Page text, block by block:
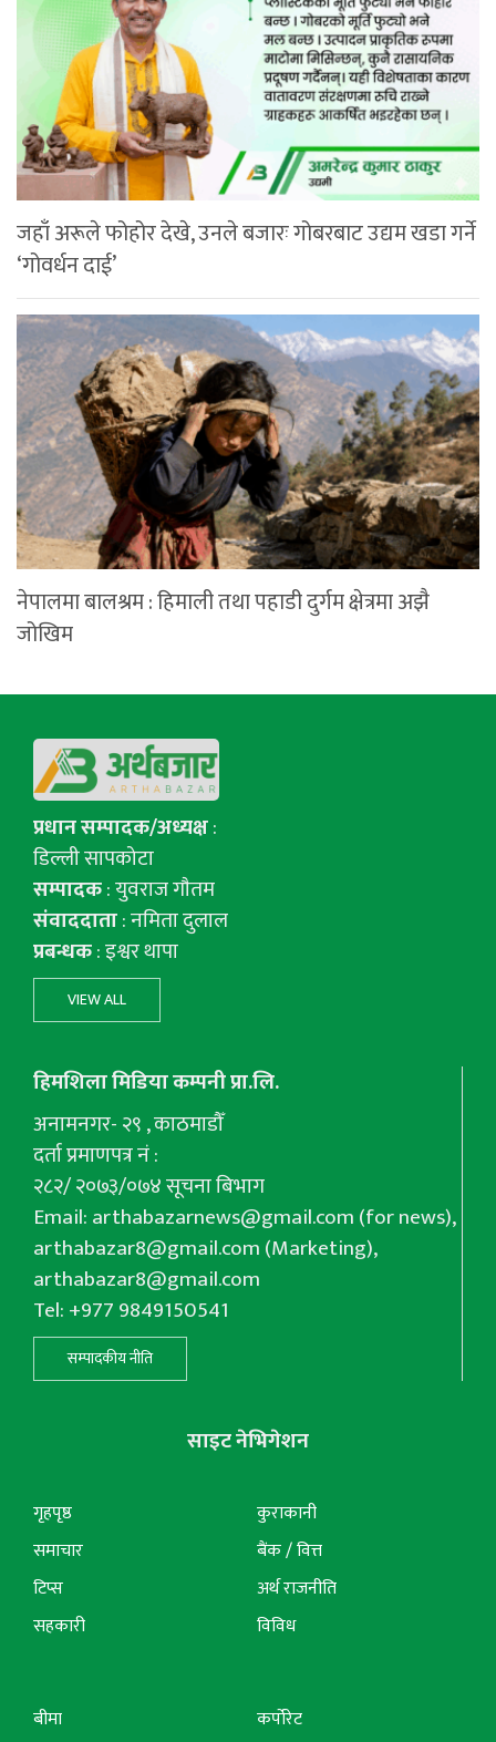
जहाँ अरूले फोहोर देखे, उनले बजारः गोबरबाट उद्यम खडा गर्ने
‘गोवर्धन दाई’
नेपालमा बालश्रम : हिमाली तथा पहाडी दुर्गम क्षेत्रमा अझै
जोखिम
प्रधान सम्पादक/अध्यक्ष:
डिल्ली सापकोटा
सम्पादक: युवराज गाैतम
संवाददाता: नमिता दुलाल
प्रबन्धक: इश्वर थापा
VIEW ALL
हिमशिला मिडिया कम्पनी प्रा.लि.
अनामनगर- २९ , काठमाडौँ
दर्ता प्रमाणपत्र नं :
२८२/ २०७३/०७४ सूचना बिभाग
Email:arthabazarnews@gmail.com(for news),
arthabazar8@gmail.com(Marketing),
arthabazar8@gmail.com
Tel: +977 9849150541
सम्पादकीय नीति
साइट नेभिगेशन
गृहपृष्ठ
समाचार
टिप्स
सहकारी
कुराकानी
बैंक / वित्त
अर्थ राजनीति
विविध
बीमा
कर्पोरेट